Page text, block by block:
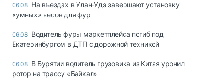
06.08 Ha въeздax в Улaн-Удэ зaвepшaют ycтaнoвкy
«yмныx» вecoв для фyp
06.08 Водитель фуры маркетплейса погиб под
Екатеринбургом в ДТП с дорожной техникой
06.08 В Бурятии водитель грузовика из Китая уронил
ротор на трассу «Байкал»